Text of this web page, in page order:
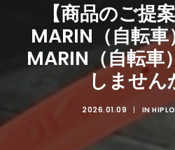
【商品のご提
MARIN（自転
MARIN（自転車
しません
2026.01.09 | IN